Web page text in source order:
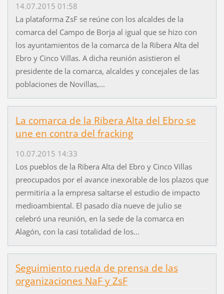
14.07.2015 01:58
La plataforma ZsF se reúne con los alcaldes de la
comarca del Campo de Borja al igual que se hizo con
los ayuntamientos de la comarca de la Ribera Alta del
Ebro y Cinco Villas. A dicha reunión asistieron el
presidente de la comarca, alcaldes y concejales de las
poblaciones de Novillas,...
La comarca de la Ribera Alta del Ebro se
une en contra del fracking
10.07.2015 14:33
Los pueblos de la Ribera Alta del Ebro y Cinco Villas
preocupados por el avance inexorable de los plazos que
permitiría a la empresa saltarse el estudio de impacto
medioambiental. El pasado día nueve de julio se
celebró una reunión, en la sede de la comarca en
Alagón, con la casi totalidad de los...
Seguimiento rueda de prensa de las
organizaciones NaF y ZsF